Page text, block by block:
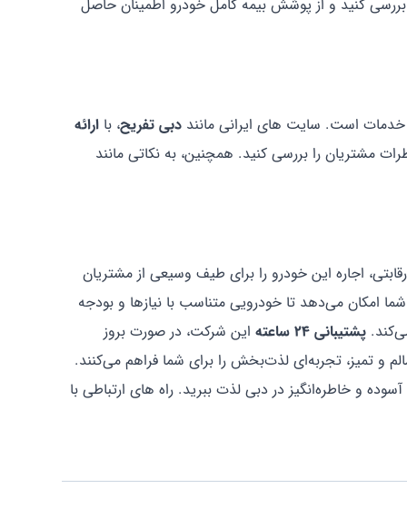
کنید و از پوشش بیمه کامل خودرو اطمینان حاصل
دبی تفریح، با ارائه
مشتریان را بررسی کنید. همچنین، به نکاتی مانند
اجاره این خودرو را برای طیف وسیعی از مشتریان
امکان می‌دهد تا خودرویی متناسب با نیازها و بودجه
پشتیبانی 24 ساعته
این شرکت، در صورت بروز
و تمیز، تجربه‌ای لذت‌بخش را برای شما فراهم می‌کنند.
و خاطره‌انگیز در دبی لذت ببرید. راه های ارتباطی با